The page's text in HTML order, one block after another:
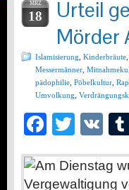
MRZ
18
Urteil
Mörder
Islamisierung Kinderbräute
Messermänner
pädophilie Pöbelkultur
Umvolkung
VK